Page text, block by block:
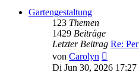
Gartengestaltung
123 Themen
1429 Beiträge
Letzter Beitrag Re:
von Carolyn
Beitrag
Di Jun 30, 2026 17:27